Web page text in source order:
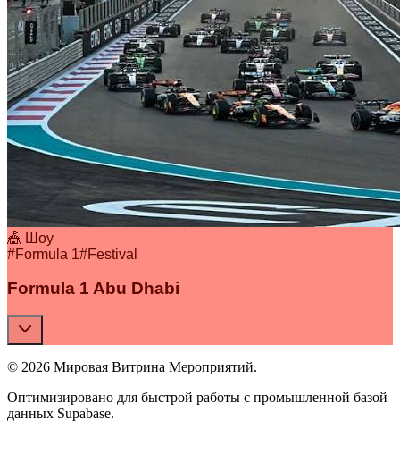
🎪 Шоу
#Formula 1#Festival
Formula 1 Abu Dhabi
© 2026 Мировая Витрина Мероприятий.
Оптимизировано для быстрой работы с промышленной базой
данных Supabase.